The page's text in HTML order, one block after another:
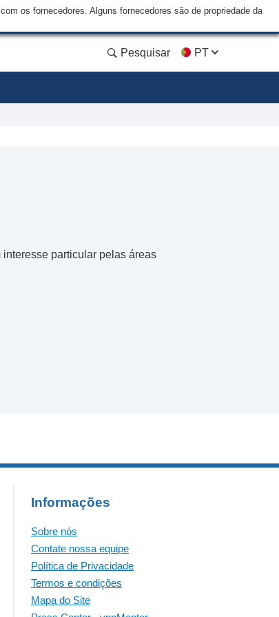
os fornecedores. Alguns fornecedores são de propriedade da
Pesquisar PT
particular pelas áreas
Informações
Sobre nós
Contate nossa equipe
Política de Privacidade
Termos e condições
Mapa do Site